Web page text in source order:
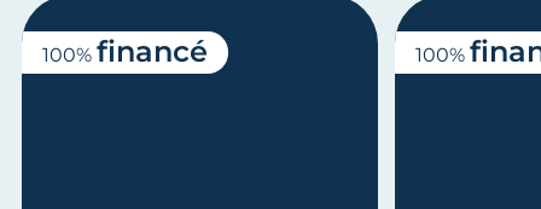
100% financé 100%